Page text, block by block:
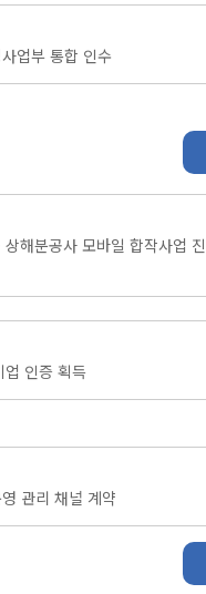
업부 통합 인수
해분공사 모바일 합작사업 진
업 인증 획득
관리 채널 계약